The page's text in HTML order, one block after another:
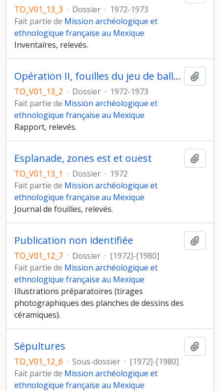
TO_V01_13_3 · Dossier · 1972-1973
Fait partie de Mission archéologique et
ethnologique française au Mexique
Inventaires, relevés.
Opération II, fouilles du jeu de balle et de la structure sud
TO_V01_13_2 · Dossier · 1972-1973
Fait partie de Mission archéologique et
ethnologique française au Mexique
Rapport, relevés.
Esplanade, zones est et ouest
TO_V01_13_1 · Dossier · 1972
Fait partie de Mission archéologique et
ethnologique française au Mexique
Journal de fouilles, relevés.
Publication non identifiée
TO_V01_12_7 · Dossier · [1972]-[1980]
Fait partie de Mission archéologique et
ethnologique française au Mexique
Illustrations préparatoires (tirages
photographiques des planches de dessins des
céramiques).
Sépultures
TO_V01_12_6 · Sous-dossier · [1972]-[1980]
Fait partie de Mission archéologique et
ethnologique française au Mexique